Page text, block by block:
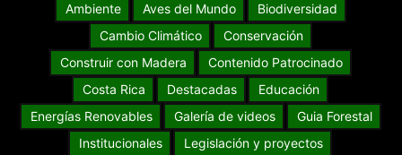
Ambiente
Aves del Mundo
Biodiversidad
Cambio Climático
Conservación
Construir con Madera
Contenido Patrocinado
Costa Rica
Destacadas
Educación
Energías Renovables
Galería de videos
Guia Forestal
Institucionales
Legislación y proyectos